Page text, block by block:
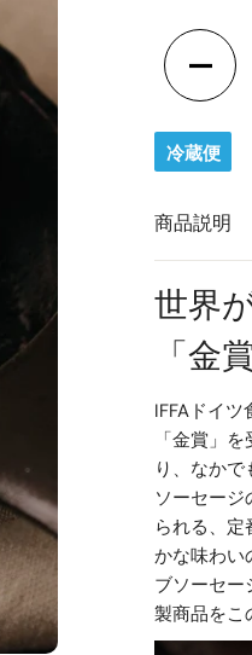
格
金賞
冷蔵便
商品説明
世界
「金
IFFAドイ
「金賞」
り、なか
ソーセー
られる、
かな味わい
ブソーセー
製商品をこ